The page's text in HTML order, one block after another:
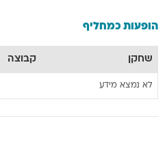
הופעות כמחליף
שחקן קבוצה
לא נמצא מידע